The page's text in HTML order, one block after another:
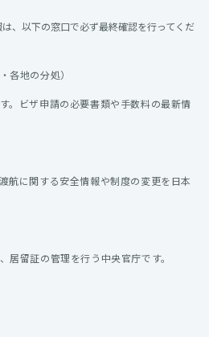
、以下の窓口で必ず最終確認を行ってくだ
各地の分処）
。ビザ申請の必要書類や手数料の最新情
航に関する安全情報や制度の変更を日本
居留証の管理を行う中央官庁です。